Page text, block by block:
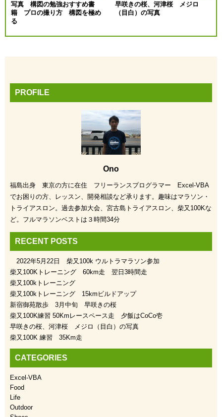
写真 構図の勉強おすすめ書
籍 プロの撮り方 構図を極め
る
早咲きの桜、河津桜 メジロ
（目白）の写真
PROFILE
Ono
福島出身 東京の方に在住 フリーランスプログラマー Excel-VBA
でお困りの方、レッスン、開発相談など承ります。趣味はマラソン・
トライアスロン。過去参加大会、宮古島トライアスロン、柴又100Kな
ど。フルマラソンベストは３時間34分
RECENT POSTS
2022年5月22日 柴又100k ウルトラマラソン参加
柴又100Kトレーニング 60km走 翌日3時間走
柴又100kトレーニング
柴又100kトレーニング 15kmビルドアップ
新宿御苑散歩 3月中旬 早咲きの桜
柴又100K練習 50Kmレースペース走 夕飯はCoCo壱
早咲きの桜、河津桜 メジロ（目白）の写真
柴又100K 練習 35Km走
CATEGORIES
Excel-VBA
Food
Life
Outdoor